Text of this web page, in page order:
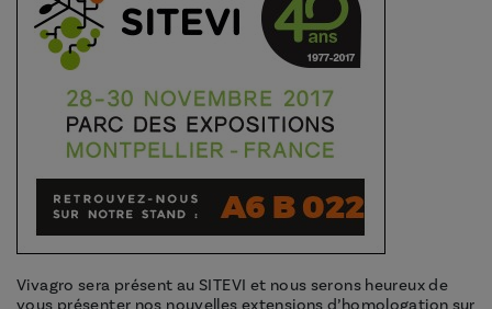
Vivagro sera présent au SITEVI et nous serons heureux de